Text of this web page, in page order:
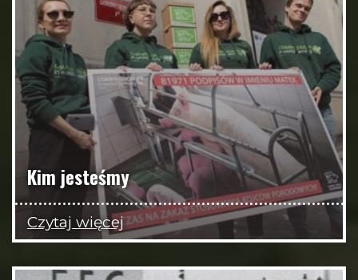
Kim jesteśmy
Czytaj więcej